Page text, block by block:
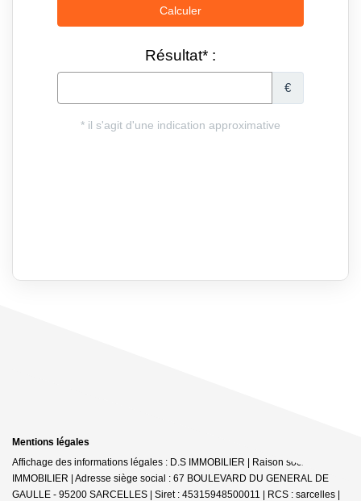
Mentions légales
Affichage des informations légales : D.S IMMOBILIER | Raison sociale : DS
IMMOBILIER | Adresse siège social : 67 BOULEVARD DU GENERAL DE
GAULLE - 95200 SARCELLES | Siret : 45315948500011 | RCS : sarcelles |